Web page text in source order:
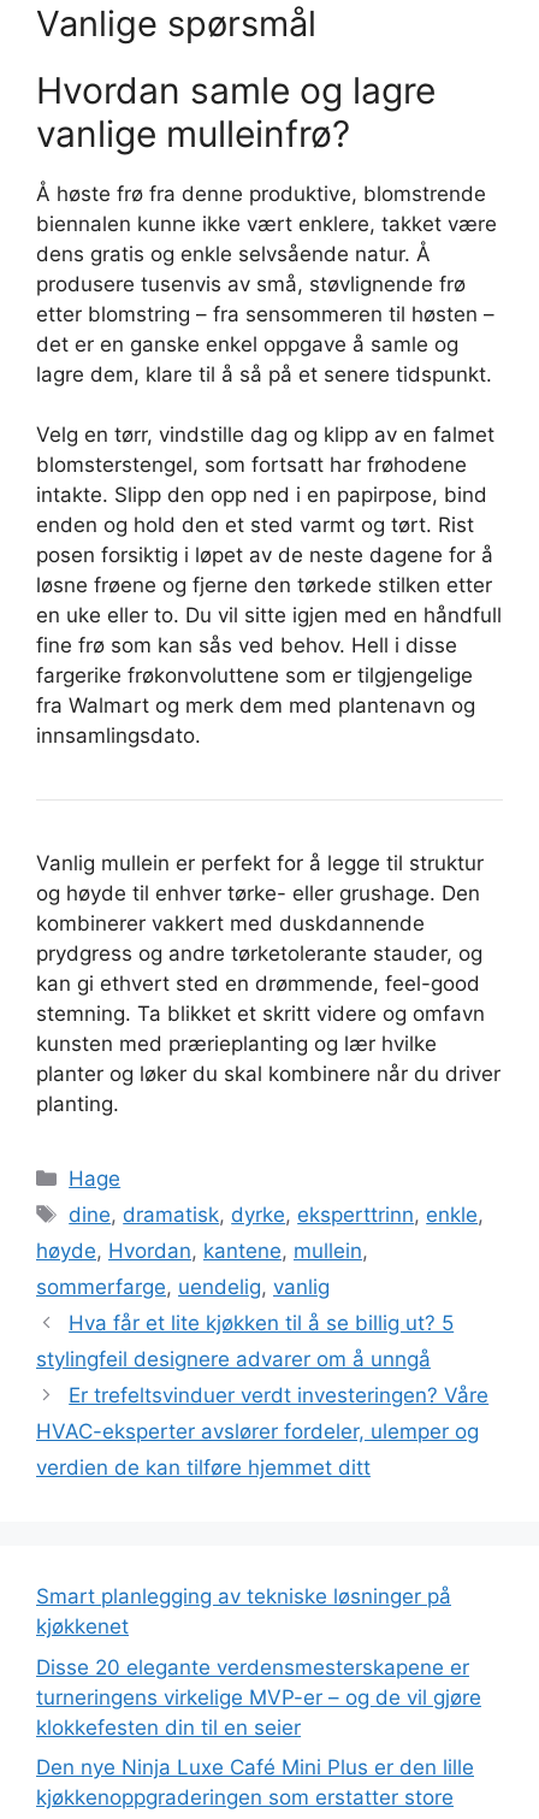
Vanlige spørsmål
Hvordan samle og lagre
vanlige mulleinfrø?
Å høste frø fra denne produktive, blomstrende
biennalen kunne ikke vært enklere, takket være
dens gratis og enkle selvsående natur. Å
produsere tusenvis av små, støvlignende frø
etter blomstring – fra sensommeren til høsten –
det er en ganske enkel oppgave å samle og
lagre dem, klare til å så på et senere tidspunkt.
Velg en tørr, vindstille dag og klipp av en falmet
blomsterstengel, som fortsatt har frøhodene
intakte. Slipp den opp ned i en papirpose, bind
enden og hold den et sted varmt og tørt. Rist
posen forsiktig i løpet av de neste dagene for å
løsne frøene og fjerne den tørkede stilken etter
en uke eller to. Du vil sitte igjen med en håndfull
fine frø som kan sås ved behov. Hell i disse
fargerike frøkonvoluttene som er tilgjengelige
fra Walmart og merk dem med plantenavn og
innsamlingsdato.
Vanlig mullein er perfekt for å legge til struktur
og høyde til enhver tørke- eller grushage. Den
kombinerer vakkert med duskdannende
prydgress og andre tørketolerante stauder, og
kan gi ethvert sted en drømmende, feel-good
stemning. Ta blikket et skritt videre og omfavn
kunsten med prærieplanting og lær hvilke
planter og løker du skal kombinere når du driver
planting.
Categories
Hage
Tags
dine, dramatisk, dyrke, eksperttrinn, enkle,
høyde, Hvordan, kantene, mullein,
sommerfarge, uendelig, vanlig
Hva får et lite kjøkken til å se billig ut? 5
stylingfeil designere advarer om å unngå
Er trefeltsvinduer verdt investeringen? Våre
HVAC-eksperter avslører fordeler, ulemper og
verdien de kan tilføre hjemmet ditt
Smart planlegging av tekniske løsninger på
kjøkkenet
Disse 20 elegante verdensmesterskapene er
turneringens virkelige MVP-er – og de vil gjøre
klokkefesten din til en seier
Den nye Ninja Luxe Café Mini Plus er den lille
kjøkkenoppgraderingen som erstatter store